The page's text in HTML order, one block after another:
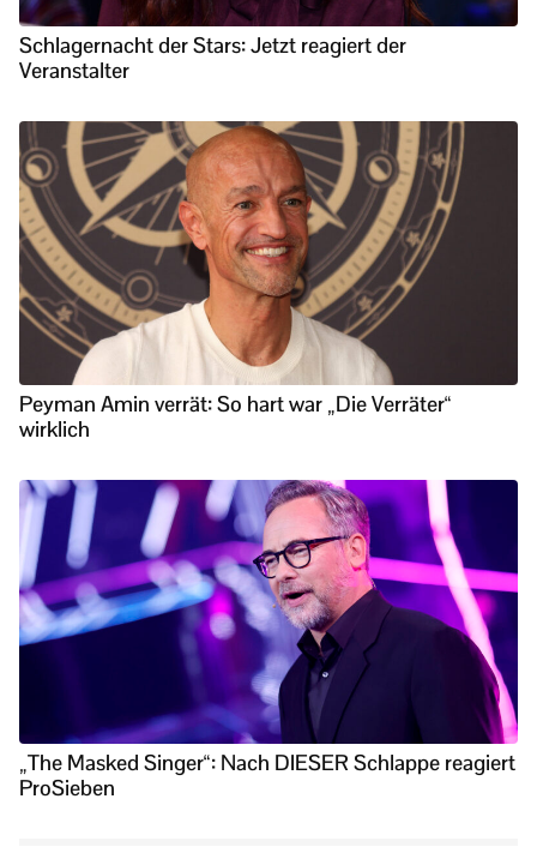
Schlagernacht der Stars: Jetzt reagiert der
Veranstalter
Peyman Amin verrät: So hart war „Die Verräter“
wirklich
„The Masked Singer“: Nach DIESER Schlappe reagiert
ProSieben